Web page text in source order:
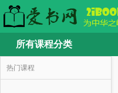
所有课程分类
热门课程